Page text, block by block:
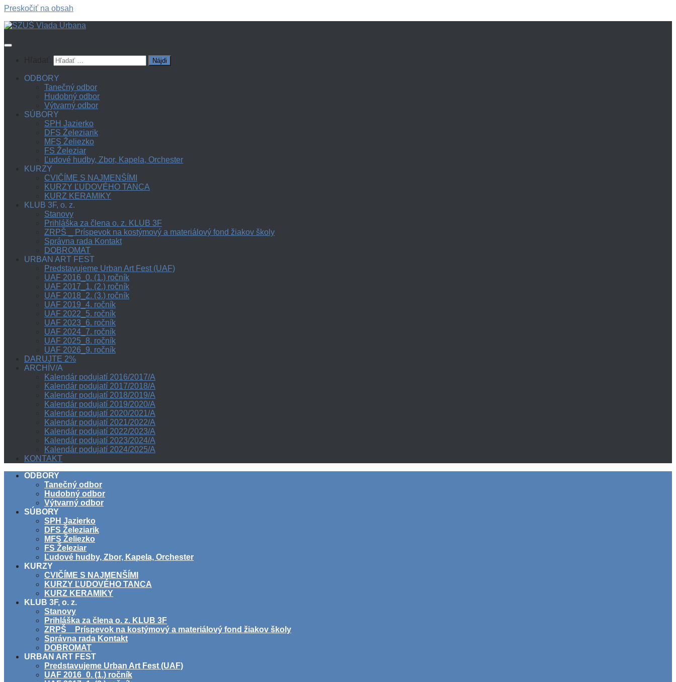
Preskočiť na obsah
ODBORY
Tanečný odbor
Hudobný odbor
Výtvarný odbor
SÚBORY
SPH Jazierko
DFS Železiarik
MFS Želiezko
FS Železiar
Ľudové hudby, Zbor, Kapela, Orchester
KURZY
CVIČÍME S NAJMENŠÍMI
KURZY ĽUDOVÉHO TANCA
KURZ KERAMIKY
KLUB 3F, o. z.
Stanovy
Prihláška za člena o. z. KLUB 3F
ZRPŠ _ Príspevok na kostýmový a materiálový fond žiakov školy
Správna rada Kontakt
DOBROMAT
URBAN ART FEST
Predstavujeme Urban Art Fest (UAF)
UAF 2016_0. (1.) ročník
UAF 2017_1. (2.) ročník
UAF 2018_2. (3.) ročník
UAF 2019_4. ročník
UAF 2022_5. ročník
UAF 2023_6. ročník
UAF 2024_7. ročník
UAF 2025_8. ročník
UAF 2026_9. ročník
DARUJTE 2%
ARCHÍV/A
Kalendár podujatí 2016/2017/A
Kalendár podujatí 2017/2018/A
Kalendár podujatí 2018/2019/A
Kalendár podujatí 2019/2020/A
Kalendár podujatí 2020/2021/A
Kalendár podujatí 2021/2022/A
Kalendár podujatí 2022/2023/A
Kalendár podujatí 2023/2024/A
Kalendár podujatí 2024/2025/A
KONTAKT
ODBORY
Tanečný odbor
Hudobný odbor
Výtvarný odbor
SÚBORY
SPH Jazierko
DFS Železiarik
MFS Želiezko
FS Železiar
Ľudové hudby, Zbor, Kapela, Orchester
KURZY
CVIČÍME S NAJMENŠÍMI
KURZY ĽUDOVÉHO TANCA
KURZ KERAMIKY
KLUB 3F, o. z.
Stanovy
Prihláška za člena o. z. KLUB 3F
ZRPŠ _ Príspevok na kostýmový a materiálový fond žiakov školy
Správna rada Kontakt
DOBROMAT
URBAN ART FEST
Predstavujeme Urban Art Fest (UAF)
UAF 2016_0. (1.) ročník